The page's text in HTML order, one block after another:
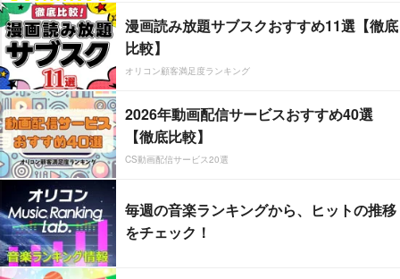
漫画読み放題サブスクおすすめ11選【徹底
比較】
オリコン顧客満足度ランキング
2026年動画配信サービスおすすめ40選
【徹底比較】
CS動画配信サービス20選
毎週の音楽ランキングから、ヒットの推移
をチェック！